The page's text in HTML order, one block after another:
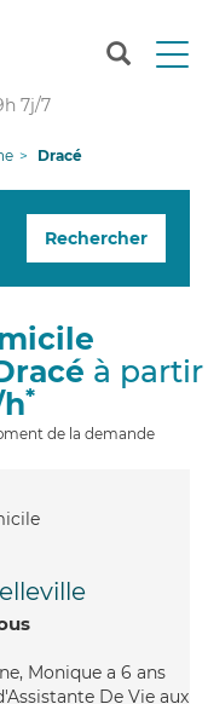
T
n
g
i
7j/7
Dracé
Rechercher
à partir
*
de la demande
Monique a 6 ans
De Vie aux